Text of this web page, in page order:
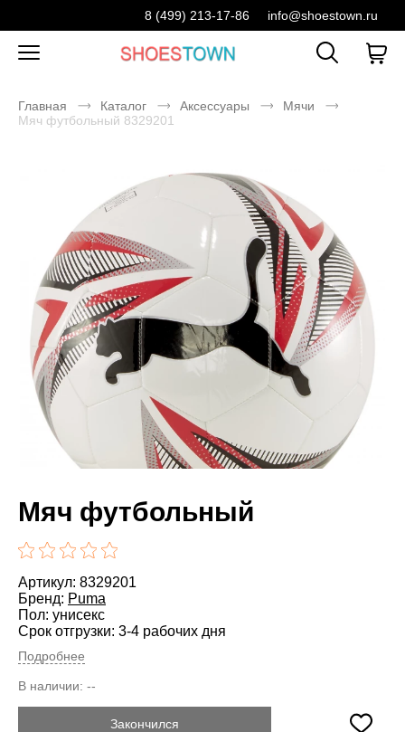
8 (499) 213-17-86 info@shoestown.ru
Главная Каталог Аксессуары
Мячи
Мяч футбольный 8329201
Мяч футбольный
Артикул: 8329201
Бренд: Puma
Пол: унисекс
Срок отгрузки: 3-4 рабочих дня
Подробнее
В наличии: --
Закончился